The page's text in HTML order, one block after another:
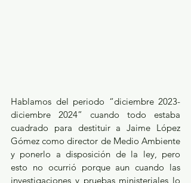
Hablamos del periodo “diciembre 2023-
diciembre 2024” cuando todo estaba
cuadrado para destituir a Jaime López
Gómez como director de Medio Ambiente
y ponerlo a disposición de la ley, pero
esto no ocurrió porque aun cuando las
investigaciones y pruebas ministeriales lo